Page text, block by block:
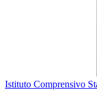
Istituto Comprensivo